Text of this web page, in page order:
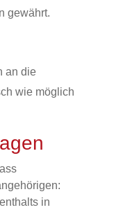
gewährt.
an die
wie möglich
in